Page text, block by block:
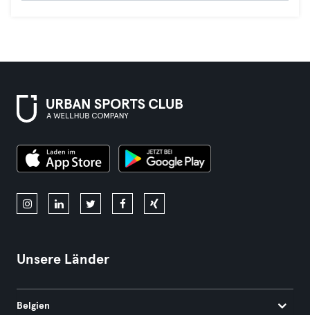
Unsere Länder
Belgien